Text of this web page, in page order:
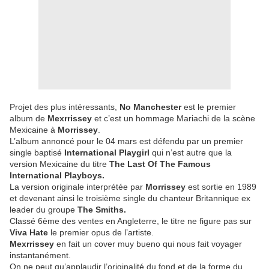
Projet des plus intéressants, No Manchesterest le premier
album de Mexrrissey et c’est un hommage Mariachi de la scène
Mexicaine à Morrissey
L’album annoncé pour le 04 mars est défendu par un premier
single baptisé International Playgirl qui n’est autre que la
version Mexicaine du titre The Last Of The Famous
International Playboys.
La version originale interprétée par Morrissey est sortie en 1989
et devenant ainsi le troisième single du chanteur Britannique ex
leader du groupe The Smiths.
Classé 6ème des ventes en Angleterre, le titre ne figure pas sur
Viva Hate le premier opus de l’artiste.
Mexrrissey en fait un cover muy bueno qui nous fait voyager
instantanément.
On ne peut qu’applaudir l’originalité du fond et de la forme du